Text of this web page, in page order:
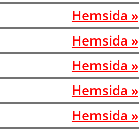
Hemsida »
Hemsida »
Hemsida »
Hemsida »
Hemsida »